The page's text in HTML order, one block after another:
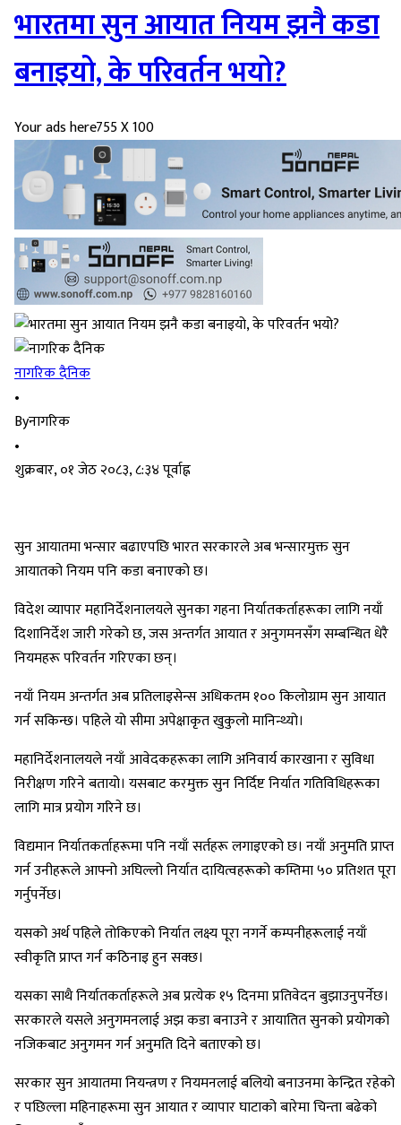
भारतमा सुन आयात नियम झनै कडा
बनाइयो, के परिवर्तन भयो?
Your ads here755 X 100
नागरिक दैनिक
•
Byनागरिक
•
शुक्रबार, ०१ जेठ २०८३, ८:३४ पूर्वाह्न
सुन आयातमा भन्सार बढाएपछि भारत सरकारले अब भन्सारमुक्त सुन
आयातको नियम पनि कडा बनाएको छ।
विदेश व्यापार महानिर्देशनालयले सुनका गहना निर्यातकर्ताहरूका लागि नयाँ
दिशानिर्देश जारी गरेको छ, जस अन्तर्गत आयात र अनुगमनसँग सम्बन्धित धेरै
नियमहरू परिवर्तन गरिएका छन्।
नयाँ नियम अन्तर्गत अब प्रतिलाइसेन्स अधिकतम १०० किलोग्राम सुन आयात
गर्न सकिन्छ। पहिले यो सीमा अपेक्षाकृत खुकुलो मानिन्थ्यो।
महानिर्देशनालयले नयाँ आवेदकहरूका लागि अनिवार्य कारखाना र सुविधा
निरीक्षण गरिने बतायो। यसबाट करमुक्त सुन निर्दिष्ट निर्यात गतिविधिहरूका
लागि मात्र प्रयोग गरिने छ।
विद्यमान निर्यातकर्ताहरूमा पनि नयाँ सर्तहरू लगाइएको छ। नयाँ अनुमति प्राप्त
गर्न उनीहरूले आफ्नो अघिल्लो निर्यात दायित्वहरूको कम्तिमा ५० प्रतिशत पूरा
गर्नुपर्नेछ।
यसको अर्थ पहिले तोकिएको निर्यात लक्ष्य पूरा नगर्ने कम्पनीहरूलाई नयाँ
स्वीकृति प्राप्त गर्न कठिनाइ हुन सक्छ।
यसका साथै निर्यातकर्ताहरूले अब प्रत्येक १५ दिनमा प्रतिवेदन बुझाउनुपर्नेछ।
सरकारले यसले अनुगमनलाई अझ कडा बनाउने र आयातित सुनको प्रयोगको
नजिकबाट अनुगमन गर्न अनुमति दिने बताएको छ।
सरकार सुन आयातमा नियन्त्रण र नियमनलाई बलियो बनाउनमा केन्द्रित रहेको
र पछिल्ला महिनाहरूमा सुन आयात र व्यापार घाटाको बारेमा चिन्ता बढेको